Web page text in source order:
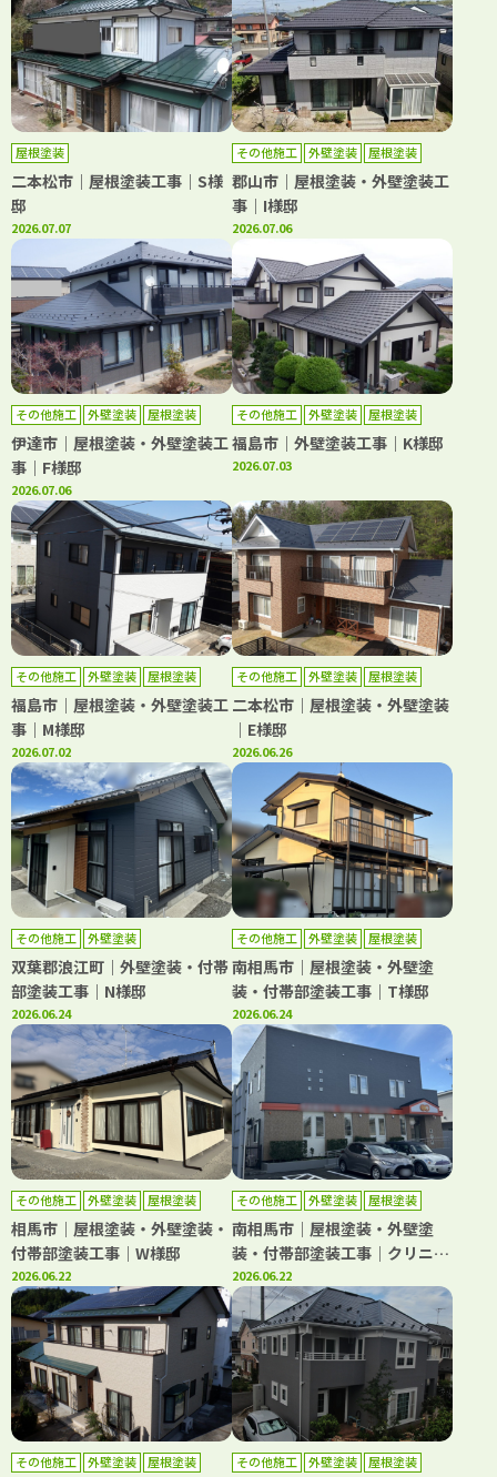
屋根塗装
二本松市｜屋根塗装工事｜S様
邸
2026.07.07
その他施工 外壁塗装 屋根塗装
郡山市｜屋根塗装・外壁塗装工
事｜I様邸
2026.07.06
その他施工 外壁塗装 屋根塗装
伊達市｜屋根塗装・外壁塗装工
事｜F様邸
2026.07.06
その他施工 外壁塗装 屋根塗装
福島市｜外壁塗装工事｜K様邸
2026.07.03
その他施工 外壁塗装
屋根塗装
防水工事
福島市｜屋根塗装・外壁塗装工
事｜M様邸
2026.07.02
その他施工 外壁塗装 屋根塗装
二本松市｜屋根塗装・外壁塗装
｜E様邸
2026.06.26
その他施工 外壁塗装
双葉郡浪江町｜外壁塗装・付帯
部塗装工事｜N様邸
2026.06.24
その他施工 外壁塗装 屋根塗装
南相馬市｜屋根塗装・外壁塗
装・付帯部塗装工事｜T様邸
2026.06.24
その他施工 外壁塗装 屋根塗装
相馬市｜屋根塗装・外壁塗装・
付帯部塗装工事｜W様邸
2026.06.22
その他施工 外壁塗装 屋根塗装
南相馬市｜屋根塗装・外壁塗
装・付帯部塗装工事｜クリニッ
ク
2026.06.22
その他施工 外壁塗装 屋根塗装 その他施工 外壁塗装 屋根塗装